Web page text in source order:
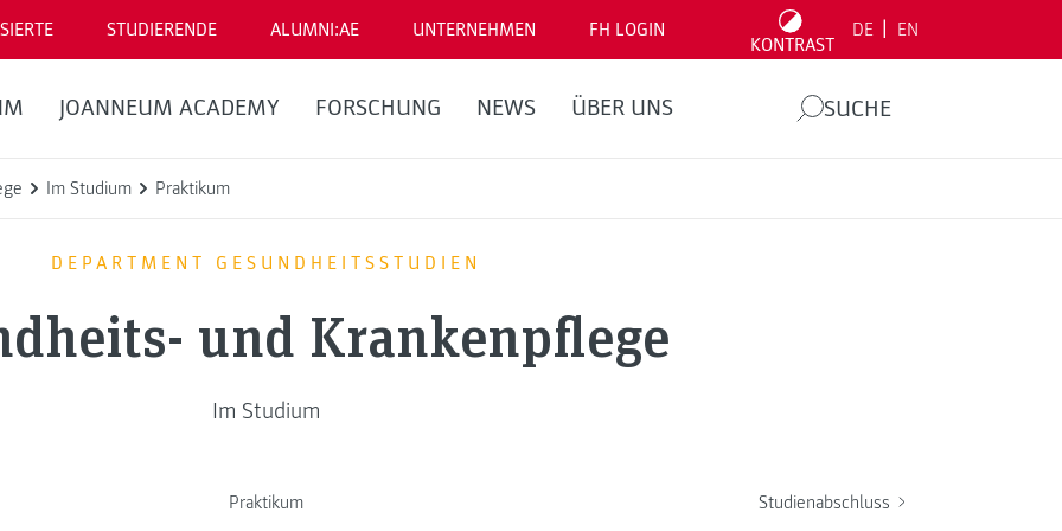
STUDIERENDE ALUMNI:AE UNTERNEHMEN FH LOGIN
KONTRAST
DE EN
JOANNEUM ACADEMY FORSCHUNG NEWS ÜBER UNS SUCHE
Im Studium Praktikum
DEPARTMENT GESUNDHEITSSTUDIEN
und Krankenpflege
Im Studium
Praktikum Studienabschluss